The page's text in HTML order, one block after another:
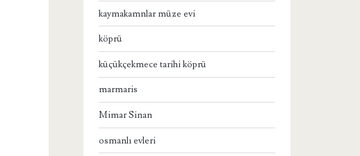
kaymakamnlar müze evi
köprü
küçükçekmece tarihi köprü
marmaris
Mimar Sinan
osmanlı evleri